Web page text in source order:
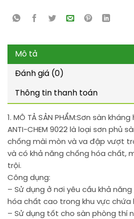
Mô tả
Đánh giá (0)
Thông tin thanh toán
1. MÔ TẢ SẢN PHẨM:Sơn sàn kháng
ANTI-CHEM 9022 là loại sơn phủ
chống mài mòn và va đập vượt
và có khả năng chống hóa chất,
trội.
Công dụng:
– Sử dụng ở nơi yêu cầu khả
hóa chất cao trong khu vực chứa
– Sử dụng tốt cho sàn phòng thí